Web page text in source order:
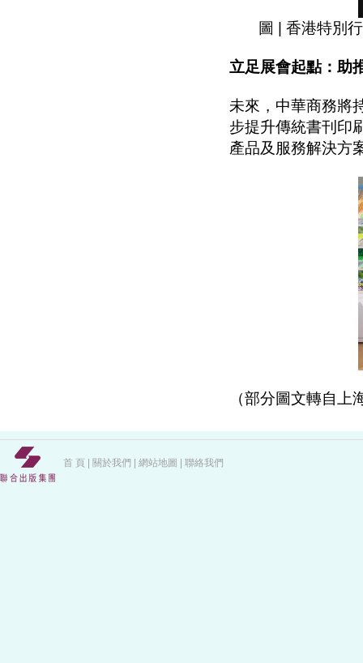
圖 | 香港特別
立足展會起點：助
未來，中華商務將
步提升傳統書刊印
產品及服務解決方
（部分圖文轉自
首 頁 | 關於我們 | 網站地圖 | 聯絡我們